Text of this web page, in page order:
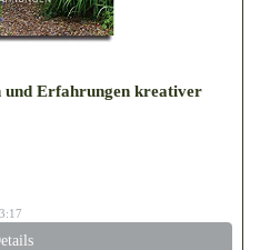
Erfahrungen kreativer